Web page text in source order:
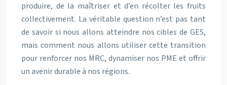
produire, de la maîtriser et d’en récolter les fruits
collectivement. La véritable question n’est pas tant
de savoir si nous allons atteindre nos cibles de GES,
mais comment nous allons utiliser cette transition
pour renforcer nos MRC, dynamiser nos PME et offrir
un avenir durable à nos régions.